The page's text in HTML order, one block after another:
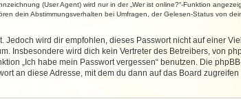
(User Agent) wird nur in der „Wer ist online?“-Funktion
dein Abstimmungsverhalten bei Umfragen, der Gelesen-Status von
wird dir empfohlen, dieses Passwort nicht auf einer
Insbesondere wird dich kein Vertreter des Betreibers, von
„Ich habe mein Passwort vergessen“ benutzen. Die
an diese Adresse, mit dem du dann auf das Board zugreifen